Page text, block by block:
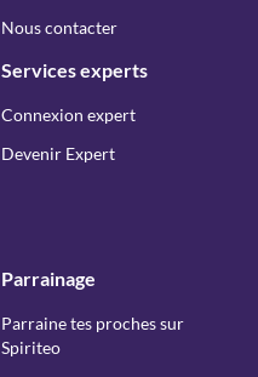
Nous contacter
Services experts
Connexion expert
Devenir Expert
Parrainage
Parraine tes proches sur
Spiriteo